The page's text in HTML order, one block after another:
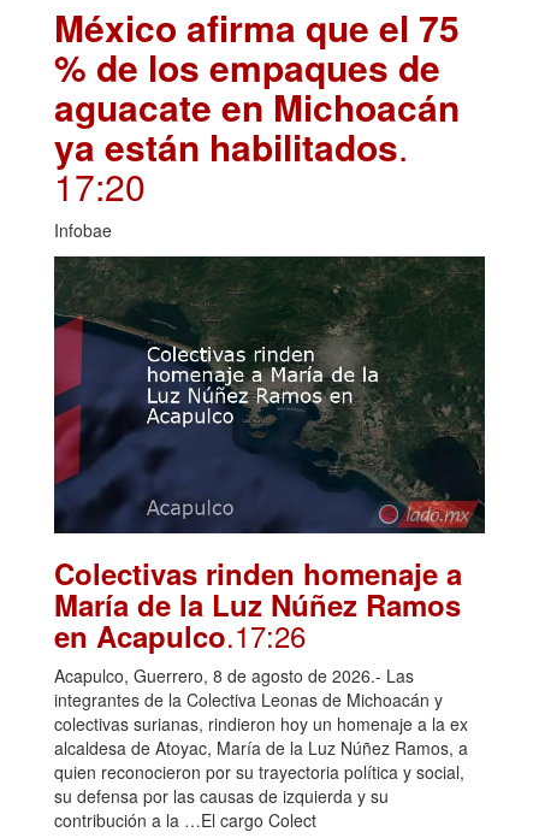
México afirma que el 75
% de los empaques de
aguacate en Michoacán
ya están habilitados.
17:20
Infobae
Colectivas rinden homenaje a
María de la Luz Núñez Ramos
en Acapulco.17:26
Acapulco, Guerrero, 8 de agosto de 2026.- Las
integrantes de la Colectiva Leonas de Michoacán y
colectivas surianas, rindieron hoy un homenaje a la ex
alcaldesa de Atoyac, María de la Luz Núñez Ramos, a
quien reconocieron por su trayectoria política y social,
su defensa por las causas de izquierda y su
contribución a la …El cargo Colect